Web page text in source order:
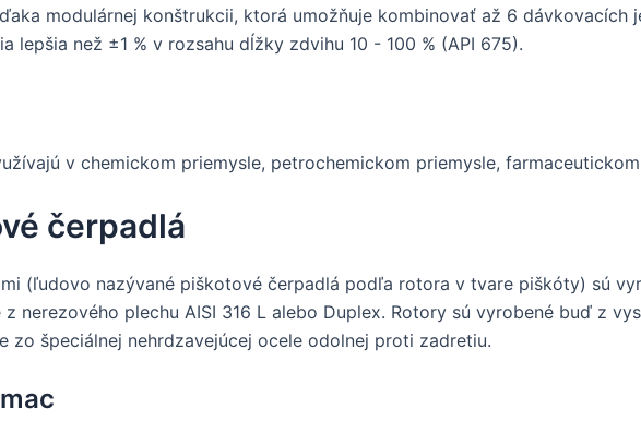
modulárnej konštrukcii, ktorá umožňuje kombinovať až 6 dávkovacích
lepšia než ±1 % v rozsahu dĺžky zdvihu 10 - 100 % (API 675).
v chemickom priemysle, petrochemickom priemysle,
čerpadlá
(ľudovo nazývané piškotové čerpadlá podľa rotora v tvare piškóty) sú
nerezového plechu AISI 316 L alebo Duplex. Rotory sú vyrobené buď z
zo špeciálnej nehrdzavejúcej ocele odolnej proti zadretiu.